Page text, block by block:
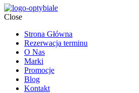
Close
Strona Główna
Rezerwacja terminu
O Nas
Marki
Promocje
Blog
Kontakt